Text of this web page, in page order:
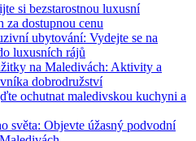
⁣si bezstarostnou luxusní
za dostupnou cenu
ubytování: Vydejte se na
luxusních rájů
na Maledivách: Aktivity a
dobrodružství
ochutnat ​maledivskou kuchyni a
světa: Objevte úžasný podvodní